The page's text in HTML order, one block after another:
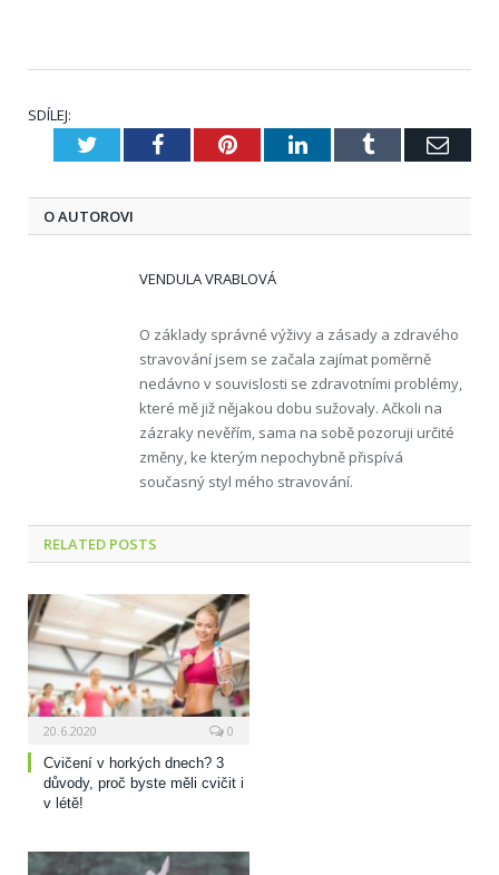
SDÍLEJ:
TwitterFacebookPinterestLinkedInTumblr E-
O AUTOROVI
VENDULA VRABLOVÁ
O základy správné výživy a zásady a zdravého
stravování jsem se začala zajímat poměrně
nedávno v souvislosti se zdravotními problémy,
které mě již nějakou dobu sužovaly. Ačkoli na
zázraky nevěřím, sama na sobě pozoruji určité
změny, ke kterým nepochybně přispívá
současný styl mého stravování.
RELATED POSTS
20.6.2020
0
Cvičení v horkých dnech? 3
důvody, proč byste měli cvičit i
v létě!